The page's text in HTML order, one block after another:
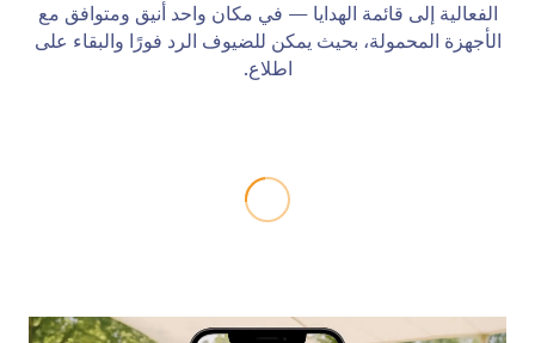
الفعالية إلى قائمة الهدايا — في مكان واحد أنيق ومتوافق مع
الأجهزة المحمولة، بحيث يمكن للضيوف الرد فورًا والبقاء على
اطلاع.